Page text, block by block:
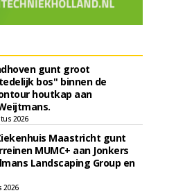
gunt groot
bos'' binnen de
houtkap aan
2026
Maastricht gunt
MUMC+ aan Jonkers
Landscaping Group en
2026